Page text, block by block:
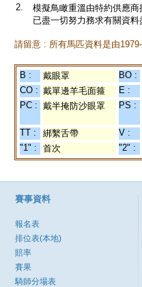
2.
模擬鳥瞰重溫由特約供應
已盡一切努力務求有關資
請留意 : 所有馬匹資料是由
B : 戴眼罩 BO :
CO : 戴單邊羊毛面箍 E :
PC : 戴半掩防沙眼罩 PS :
TT : 綁繫舌帶 V :
"1" :
首次 "2" :
賽事資料
報名表
排位表(本地)
賠率
賽果
騎師分場表